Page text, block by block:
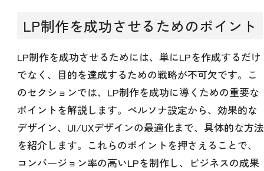
LP制作を成功させるためのポイント
LP制作を成功させるためには、単にLPを作成するだけ
でなく、目的を達成するための戦略が不可欠です。こ
のセクションでは、LP制作を成功に導くための重要な
ポイントを解説します。ペルソナ設定から、効果的な
デザイン、UI/UXデザインの最適化まで、具体的な方法
を紹介します。これらのポイントを押さえることで、
コンバージョン率の高いLPを制作し、ビジネスの成果